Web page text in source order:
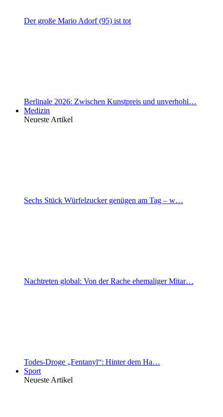
Der große Mario Adorf (95) ist tot
Berlinale 2026: Zwischen Kunstpreis und unverhohl…
Medizin
Neueste Artikel
Sechs Stück Würfelzucker genügen am Tag – w…
Nachtreten global: Von der Rache ehemaliger Mitar…
Todes-Droge „Fentanyl“: Hinter dem Ha…
Sport
Neueste Artikel